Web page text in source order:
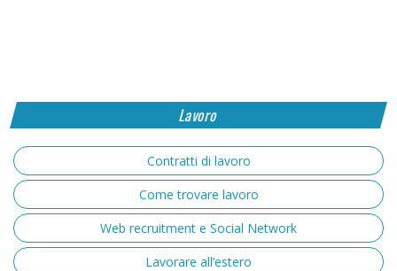
Lavoro
Contratti di lavoro
Come trovare lavoro
Web recruitment e Social Network
Lavorare all’estero